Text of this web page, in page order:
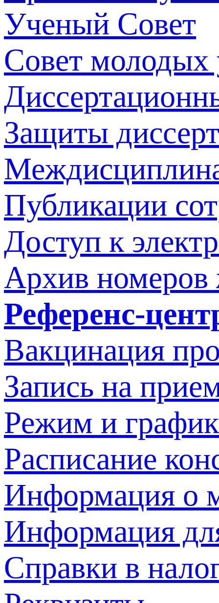
Ученый Совет
Совет молодых
Защиты
Публикации
Доступ к
Архив номеров
Референс-
Вакцинация
Запись на
Режим и
Расписание
Информация о
Информация
Справки в